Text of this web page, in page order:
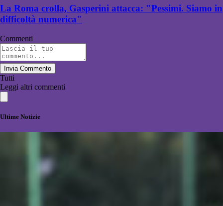
La Roma crolla, Gasperini attacca: "Pessimi. Siamo in
difficoltà numerica"
Commenti
Invia Commento
Tutti
Leggi altri commenti
Ultime Notizie